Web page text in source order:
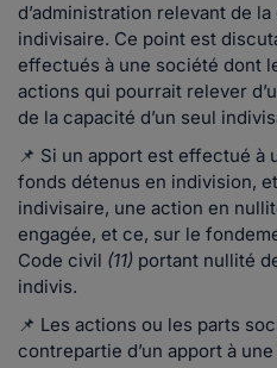
d’administration relevant de la
indivisaire. Ce point est
effectués à une société dont
actions qui pourrait relever
de la capacité d’un seul
📌 Si un apport est effectué à
fonds détenus en indivision,
indivisaire, une action en
engagée, et ce, sur le
Code civil (11) portant nullité
indivis.
📌 Les actions ou les parts
contrepartie d’un apport à